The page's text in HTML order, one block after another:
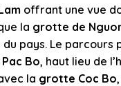
offrant une vue
la grotte de
pays. Le parcours
Pac Bo, haut lieu de
la grotte Coc Bo